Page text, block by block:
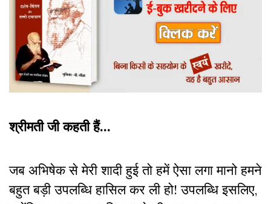
श्रीमती जी कहती हैं…
जब अभिषेक से मेरी शादी हुई तो हमें ऐसा लगा मानो हमने
बहुत बड़ी उपलब्धि हासिल कर ली हो! उपलब्धि इसलिए,